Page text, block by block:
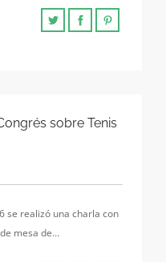
sobre Tenis
se realizó una charla con
mesa de…